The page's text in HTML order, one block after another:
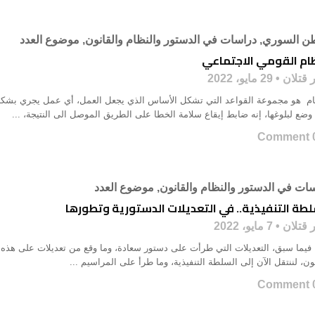
السوري, دراسات في الدستور والنظام والقانون, موضوع العدد
القومي الاجتماعي
قتلان 29 مايو، 2022
هو مجموعة القواعد التي تشكل الأساس الذي يجعل العمل، أي عمل يجري
وضع لبلوغها، إنه ضابط إيقاع سلامة الخطا على الطريق الموصل الى النتيجة، ...
0
في الدستور والنظام والقانون, موضوع العدد
التنفيذية.. في التعديلات الدستورية وتطورها
قتلان 7 مايو، 2022
فيما سبق، التعديلات التي طرأت على دستور سعادة، وما وقع من تعديلات على هذه
لننتقل الآن إلى السلطة التنفيذية، وما طرأ على المراسيم ...
0